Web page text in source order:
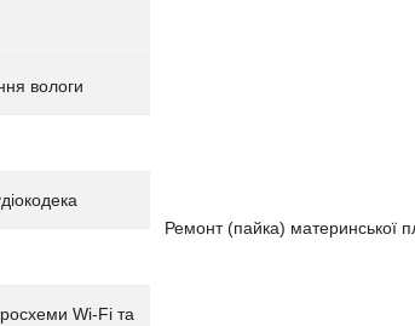
Ремонт (пайка) материнської
вологи
Wi-Fi та